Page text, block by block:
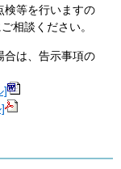
等を行いますの
相談ください。
は、告示事項の
]